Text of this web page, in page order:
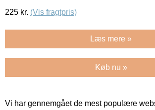
225 kr. (Vis fragtpris)
Læs mere »
Køb nu »
Vi har gennemgået de mest populære